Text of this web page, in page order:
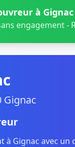
à Gignac
engagement -
Gignac
à Gignac avec un